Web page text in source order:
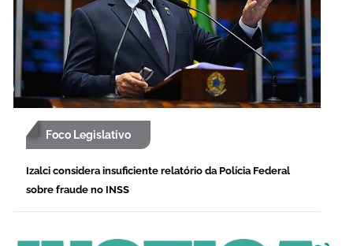
Foco Legislativo
Izalci considera insuficiente relatório da Polícia Federal
sobre fraude no INSS